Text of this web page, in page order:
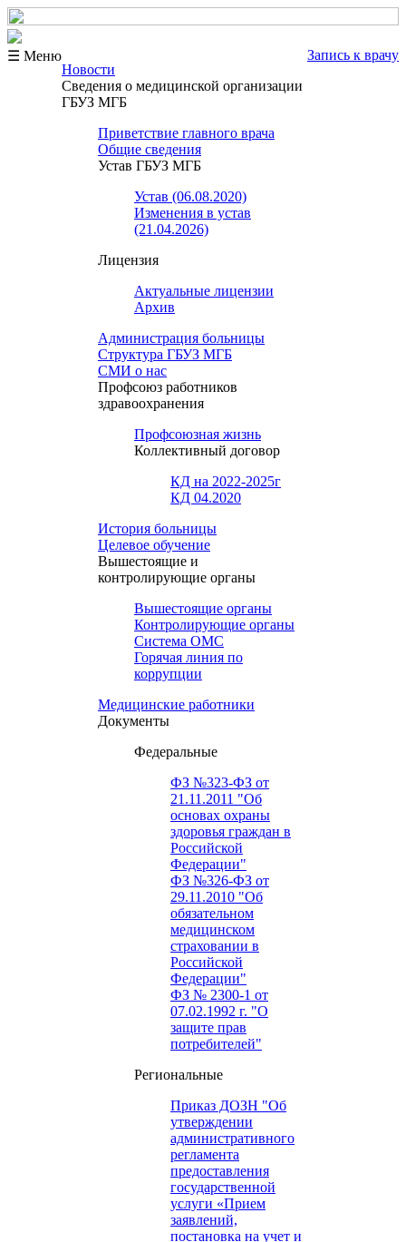
☰ Меню
Запись к врачу
Новости
Сведения о медицинской организации
ГБУЗ МГБ
Приветствие главного врача
Общие сведения
Устав ГБУЗ МГБ
Устав (06.08.2020)
Изменения в устав
(21.04.2026)
Лицензия
Актуальные лицензии
Архив
Администрация больницы
Структура ГБУЗ МГБ
СМИ о нас
Профсоюз работников
здравоохранения
Профсоюзная жизнь
Коллективный договор
КД на 2022-2025г
КД 04.2020
История больницы
Целевое обучение
Вышестоящие и
контролирующие органы
Вышестоящие органы
Контролирующие органы
Система ОМС
Горячая линия по
коррупции
Медицинские работники
Документы
Федеральные
ФЗ №323-ФЗ от
21.11.2011 "Об
основах охраны
здоровья граждан в
Российской
Федерации"
ФЗ №326-ФЗ от
29.11.2010 "Об
обязательном
медицинском
страховании в
Российской
Федерации"
ФЗ № 2300-1 от
07.02.1992 г. "О
защите прав
потребителей"
Региональные
Приказ ДОЗН "Об
утверждении
административного
регламента
предоставления
государственной
услуги «Прием
заявлений,
постановка на учет и